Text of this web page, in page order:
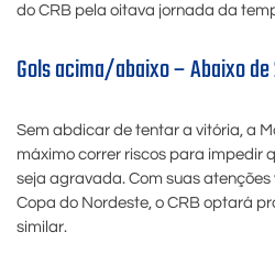
do CRB pela oitava jornada da
Gols acima/abaixo – Abaixo
Sem abdicar de tentar a vitória, a
máximo correr riscos para impedir
seja agravada. Com suas
Copa do Nordeste, o CRB optará
similar.